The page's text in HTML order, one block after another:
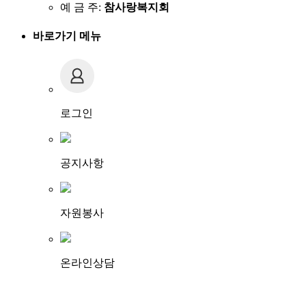
예 금 주: 참사랑복지회
바로가기 메뉴
로그인
공지사항
자원봉사
온라인상담